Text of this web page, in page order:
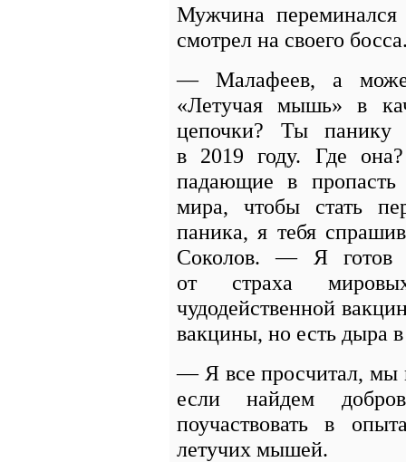
Мужчина
смотрел на своего
— Малафеев, а
«Летучая мышь» в
цепочки? Ты панику
в 2019 году. Где
падающие в
мира, чтобы стать
паника, я тебя
Соколов. — Я готов
от страха
чудодейственной
вакцины, но есть дыра
— Я все просчитал, мы
если найдем
поучаствовать в
летучих мышей.